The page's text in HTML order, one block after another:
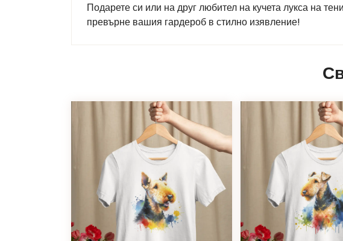
Подарете си или на друг любител на кучета лукса на
превърне вашия гардероб в стилно изявление!